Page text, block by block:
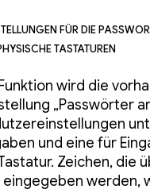
für die
Tastaturen
wird die
„Passwörter
und eine für
Zeichen, die
eingegeben werden,